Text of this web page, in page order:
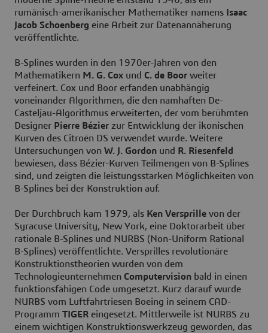
rumänisch-amerikanischer Mathematiker namens
Isaac
Jacob Schoenberg eine Arbeit zur Datenannäherung
veröffentlichte.
B-Splines wurden in den 1970er-Jahren von den
Mathematikern M. G. Cox und C. de Boor weiter
verfeinert. Cox und Boor erfanden unabhängig
voneinander Algorithmen, die den namhaften De-
Casteljau-Algorithmus erweiterten, der vom berühmten
Designer Pierre Bézier zur Entwicklung der ikonischen
Kurven des Citroën DS verwendet wurde. Weitere
Untersuchungen von W. J. Gordon und
R. Riesenfeld
bewiesen, dass Bézier-Kurven Teilmengen von B-Splines
sind, und zeigten die leistungsstarken Möglichkeiten von
B-Splines bei der Konstruktion auf.
Der Durchbruch kam 1979, als Ken Versprille von der
Syracuse University, New York, eine Doktorarbeit über
rationale B-Splines und NURBS (Non-Uniform Rational
B-Splines) veröffentlichte. Versprilles revolutionäre
Konstruktionstheorien wurden von dem
Technologieunternehmen Computervision bald in einen
funktionsfähigen Code umgesetzt. Kurz darauf wurde
NURBS vom Luftfahrtriesen Boeing in seinem CAD-
Programm TIGER eingesetzt. Mittlerweile ist NURBS zu
einem wichtigen Konstruktionswerkzeug geworden, das